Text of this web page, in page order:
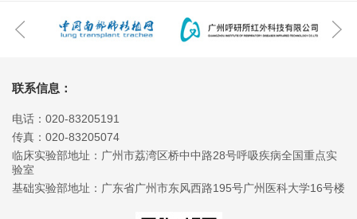
联系信息：
电话：020-83205191
传真：020-83205074
临床实验部地址：广州市荔湾区桥中中路28号呼吸疾病全国重点实
验室
基础实验部地址：广东省广州市东风西路195号广州医科大学16号楼